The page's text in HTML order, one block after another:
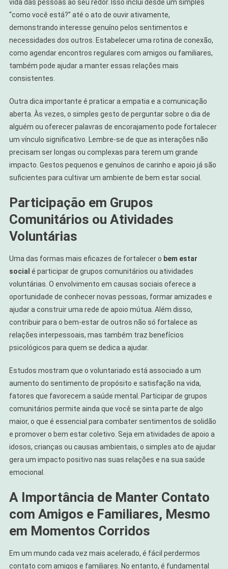
vida das pessoas ao seu redor. Isso inclui desde um simples
“como você está?” até o ato de ouvir ativamente,
demonstrando interesse genuíno pelos sentimentos e
necessidades dos outros. Estabelecer uma rotina de conexão,
como agendar encontros regulares com amigos ou familiares,
também pode ajudar a manter essas relações mais
consistentes.
Outra dica importante é praticar a empatia e a comunicação
aberta. Às vezes, o simples gesto de perguntar sobre o dia de
alguém ou oferecer palavras de encorajamento pode fortalecer
um vínculo significativo. Lembre-se de que as interações não
precisam ser longas ou complexas para terem um grande
impacto. Gestos pequenos e genuínos de carinho e apoio já são
suficientes para cultivar um ambiente de bem estar social.
Participação em Grupos
Comunitários ou Atividades
Voluntárias
Uma das formas mais eficazes de fortalecer o bem estar
social é participar de grupos comunitários ou atividades
voluntárias. O envolvimento em causas sociais oferece a
oportunidade de conhecer novas pessoas, formar amizades e
ajudar a construir uma rede de apoio mútua. Além disso,
contribuir para o bem-estar de outros não só fortalece as
relações interpessoais, mas também traz benefícios
psicológicos para quem se dedica a ajudar.
Estudos mostram que o voluntariado está associado a um
aumento do sentimento de propósito e satisfação na vida,
fatores que favorecem a saúde mental. Participar de grupos
comunitários permite ainda que você se sinta parte de algo
maior, o que é essencial para combater sentimentos de solidão
e promover o bem estar coletivo. Seja em atividades de apoio a
idosos, crianças ou causas ambientais, o simples ato de ajudar
gera um impacto positivo nas suas relações e na sua saúde
emocional.
A Importância de Manter Contato
com Amigos e Familiares, Mesmo
em Momentos Corridos
Em um mundo cada vez mais acelerado, é fácil perdermos
contato com amigos e familiares. No entanto, é fundamental